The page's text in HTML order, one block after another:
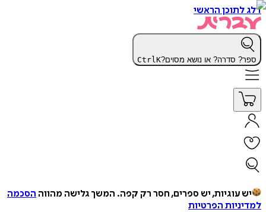
דלג לתוכן הראשי
ספר? סדרה? או נושא מסוים? CtrlK
יש עוגיות, יש ספרים, חסר רק קפה. המשך גלישה מהווה הסכמה
למדיניות הפרטיות